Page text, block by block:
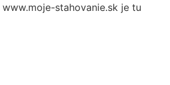
www.moje-stahovanie.sk je tu